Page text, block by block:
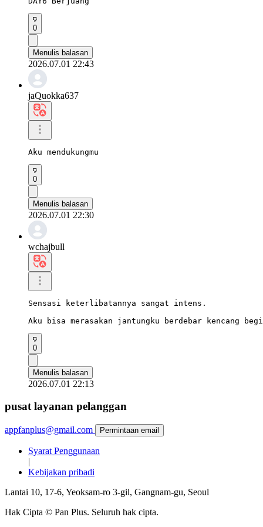
0
Menulis balasan
2026.07.01 22:43
jaQuokka637
Aku mendukungmu
0
Menulis balasan
2026.07.01 22:30
wchajbull
Sensasi keterlibatannya sangat intens.
Aku bisa merasakan jantungku berdebar kencang
0
Menulis balasan
2026.07.01 22:13
pusat layanan pelanggan
appfanplus@gmail.com Permintaan email
Syarat Penggunaan
|
Kebijakan pribadi
Lantai 10, 17-6, Yeoksam-ro 3-gil, Gangnam-gu, Seoul
Hak Cipta © Pan Plus. Seluruh hak cipta.